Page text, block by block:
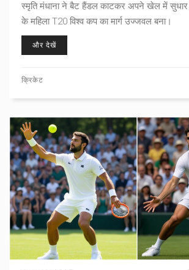
स्मृति मंधाना ने बैट हैंडल काटकर अपने खेल में सुधार
के महिला T20 विश्व कप का मार्ग उज्जवल बना।
और देखें
क्रिकेट